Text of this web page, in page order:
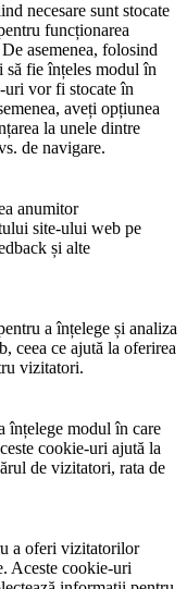
necesare sunt stocate
funcționarea
asemenea, folosind
să fie înțeles modul în
uri vor fi stocate în
aveți opțiunea
la unele dintre
de navigare.
anumitor
site-ului web pe
și alte
a înțelege și analiza
ceea ce ajută la oferirea
vizitatori.
înțelege modul în care
cookie-uri ajută la
de vizitatori, rata de
a oferi vizitatorilor
Aceste cookie-uri